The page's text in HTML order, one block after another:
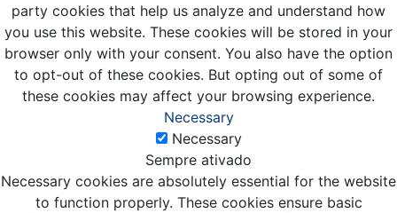
party cookies that help us analyze and understand how
you use this website. These cookies will be stored in your
browser only with your consent. You also have the option
to opt-out of these cookies. But opting out of some of
these cookies may affect your browsing experience.
Necessary
Necessary
Sempre ativado
Necessary cookies are absolutely essential for the website
to function properly. These cookies ensure basic